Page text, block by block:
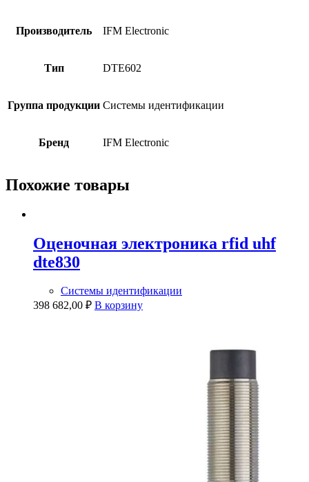
Производитель IFM Electronic
Тип DTE602
Группа продукции Системы идентификации
Бренд IFM Electronic
Похожие товары
Оценочная электроника rfid uhf
dte830
Системы идентификации
398 682,00 ₽ В корзину